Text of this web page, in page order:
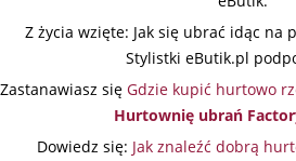
Z życia wzięte: Jak się ubrać idąc na
Stylistki eButik.pl
Zastanawiasz się Gdzie kupić hurtowo
Hurtownię ubrań
Dowiedz się: Jak znaleźć dobrą